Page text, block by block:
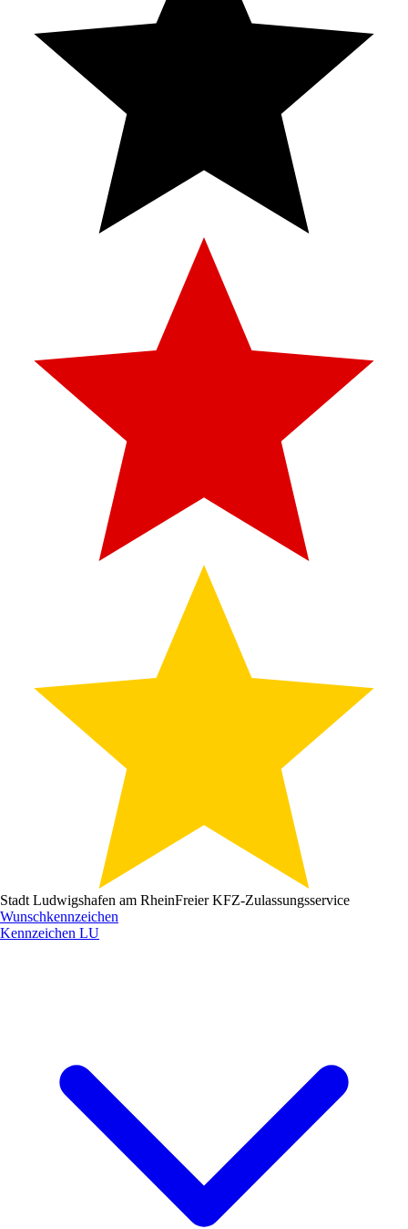
Stadt Ludwigshafen am RheinFreier KFZ-Zulassungsservice
Wunschkennzeichen
Kennzeichen LU